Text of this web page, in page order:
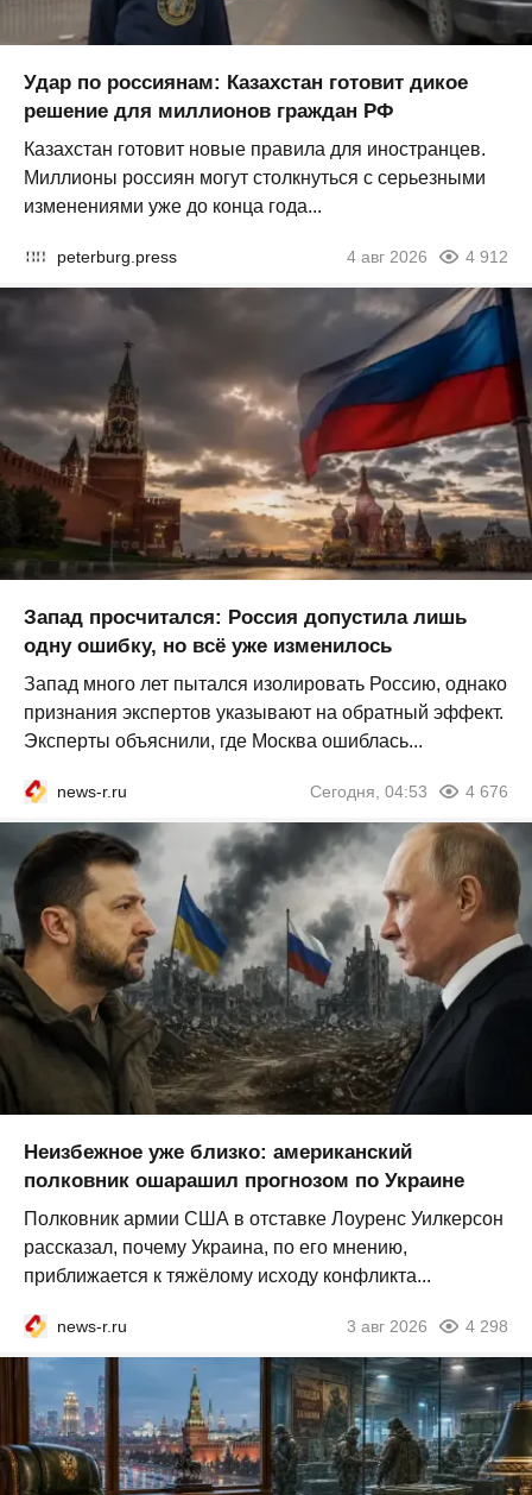
Удар по россиянам: Казахстан готовит дикое
решение для миллионов граждан РФ
Казахстан готовит новые правила для иностранцев.
Миллионы россиян могут столкнуться с серьезными
изменениями уже до конца года...
peterburg.press 4 авг 2026 4 912
Запад просчитался: Россия допустила лишь
одну ошибку, но всё уже изменилось
Запад много лет пытался изолировать Россию, однако
признания экспертов указывают на обратный эффект.
Эксперты объяснили, где Москва ошиблась...
news-r.ru Сегодня, 04:53 4 676
Неизбежное уже близко: американский
полковник ошарашил прогнозом по Украине
Полковник армии США в отставке Лоуренс Уилкерсон
рассказал, почему Украина, по его мнению,
приближается к тяжёлому исходу конфликта...
news-r.ru 3 авг 2026 4 298